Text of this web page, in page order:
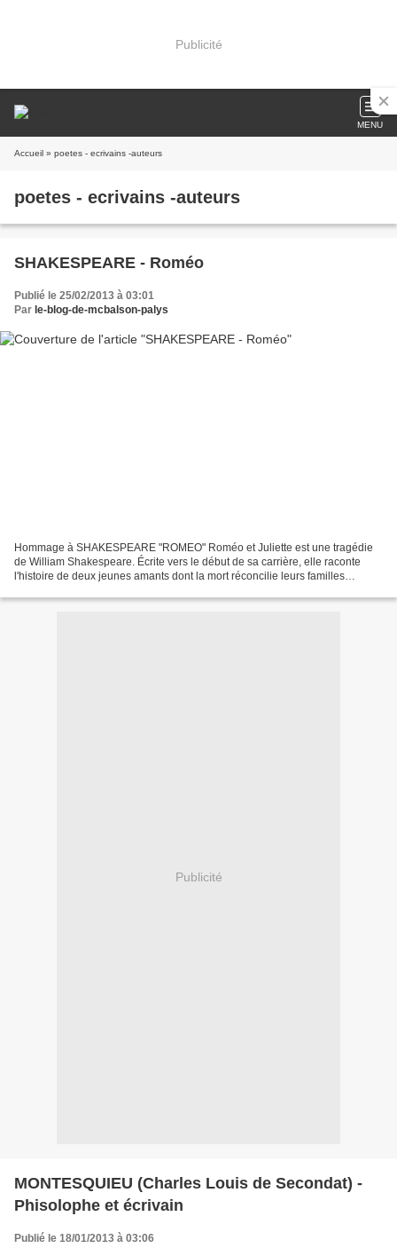
Publicité
MENU
Accueil » poetes - ecrivains -auteurs
poetes - ecrivains -auteurs
SHAKESPEARE - Roméo
Publié le 25/02/2013 à 03:01
Par le-blog-de-mcbalson-palys
Hommage à SHAKESPEARE "ROMEO" Roméo et Juliette est une tragédie
de William Shakespeare. Écrite vers le début de sa carrière, elle raconte
l'histoire de deux jeunes amants dont la mort réconcilie leurs familles
Publicité
MONTESQUIEU (Charles Louis de Secondat) -
Phisolophe et écrivain
Publié le 18/01/2013 à 03:06